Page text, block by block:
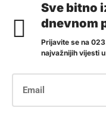
Sve bitno
dnevnom
Prijavite se na
najvažnijih vijesti